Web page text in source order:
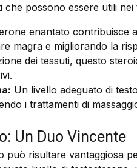
possono essere utili nei
enantato contribuisce
magra e migliorando la
dei tessuti, questo
Un livello adeguato di
i trattamenti di
Un Duo Vincente
può risultare vantaggiosa